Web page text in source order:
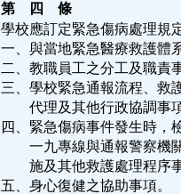
第 四 條
學校應訂定緊急傷病處理規
一、與當地緊急醫療救護體
二、教職員工之分工及職責
三、學校緊急通報流程、救
代理及其他行政協調事項
四、緊急傷病事件發生時，
一九專線與通報警察機關
施及其他救護處理程序事
五、身心復健之協助事項。